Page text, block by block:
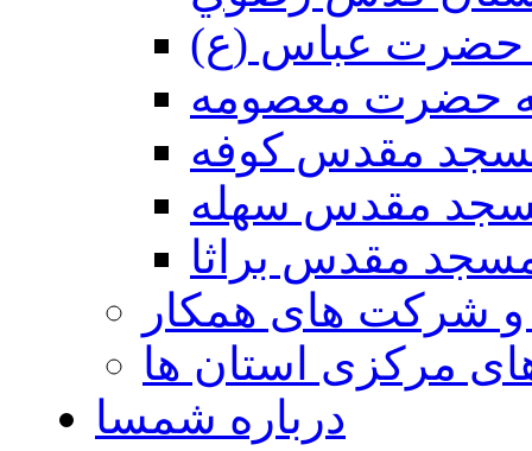
حضرت عباس (ع)
حضرت معصومه
مقدس كوفه
مقدس سهله
مقدس براثا
و شرکت های همکار
مرکزی استان ها
درباره شمسا